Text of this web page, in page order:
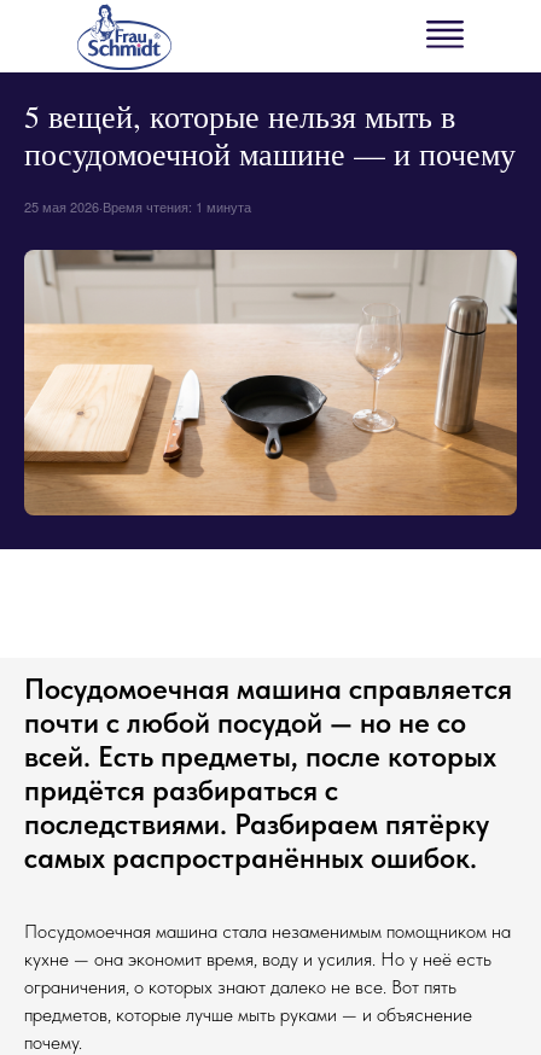
← ВСЕ НОВОСТИ НОВОСТИ БРЕНДА
5 вещей, которые нельзя мыть в
посудомоечной машине — и почему
25 мая 2026·Время чтения: 1 минута
Посудомоечная машина справляется
почти с любой посудой — но не со
всей. Есть предметы, после которых
придётся разбираться с
последствиями. Разбираем пятёрку
самых распространённых ошибок.
Посудомоечная машина стала незаменимым помощником на
кухне — она экономит время, воду и усилия. Но у неё есть
ограничения, о которых знают далеко не все. Вот пять
предметов, которые лучше мыть руками — и объяснение
почему.